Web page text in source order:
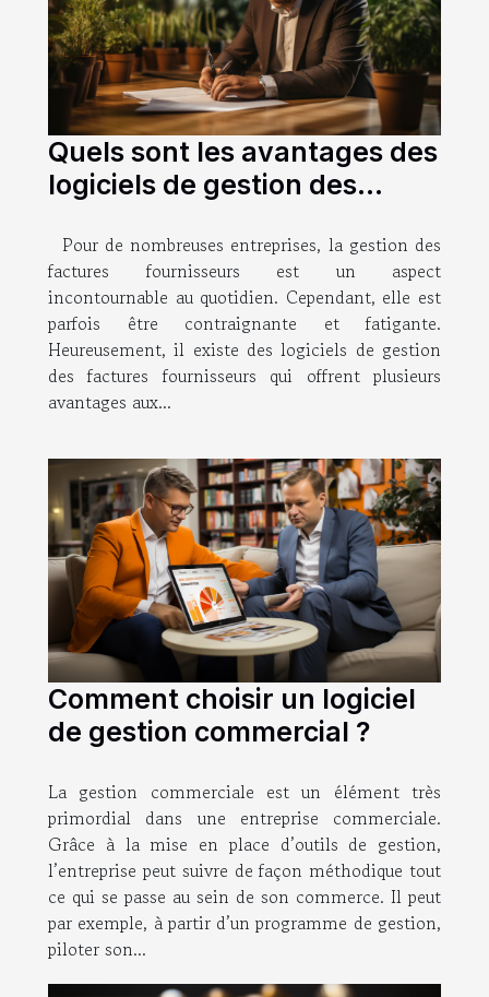
Quels sont les avantages des
logiciels de gestion des
les entreprises ?
Pour de nombreuses entreprises, la gestion des
factures fournisseurs est un aspect
incontournable au quotidien. Cependant, elle est
parfois être contraignante et fatigante.
Heureusement, il existe des logiciels de gestion
des factures fournisseurs qui offrent plusieurs
avantages aux...
Comment choisir un logiciel
de gestion commercial ?
La gestion commerciale est un élément très
primordial dans une entreprise commerciale.
Grâce à la mise en place d’outils de gestion,
l’entreprise peut suivre de façon méthodique tout
ce qui se passe au sein de son commerce. Il peut
par exemple, à partir d’un programme de gestion,
piloter son...